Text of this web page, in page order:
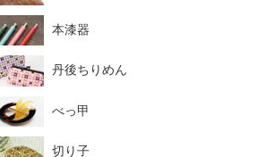
本漆器
丹後ちりめん
べっ甲
切り子